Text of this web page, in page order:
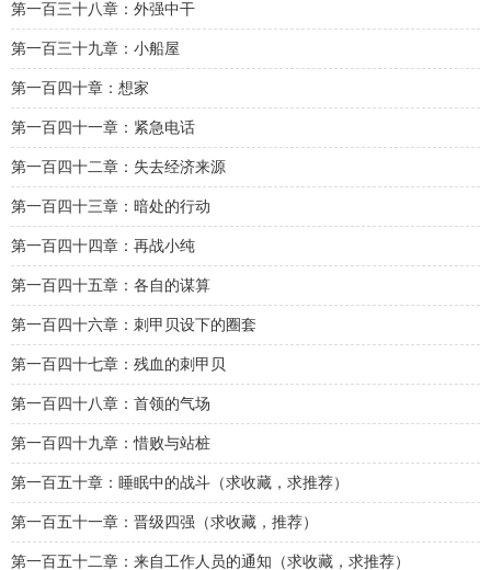
第一百三十八章：外强中干
第一百三十九章：小船屋
第一百四十章：想家
第一百四十一章：紧急电话
第一百四十二章：失去经济来源
第一百四十三章：暗处的行动
第一百四十四章：再战小纯
第一百四十五章：各自的谋算
第一百四十六章：刺甲贝设下的圈套
第一百四十七章：残血的刺甲贝
第一百四十八章：首领的气场
第一百四十九章：惜败与站桩
第一百五十章：睡眠中的战斗（求收藏，求推荐）
第一百五十一章：晋级四强（求收藏，推荐）
第一百五十二章：来自工作人员的通知（求收藏，求推荐）